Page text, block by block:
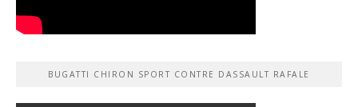
BUGATTI CHIRON SPORT CONTRE DASSAULT RAFALE